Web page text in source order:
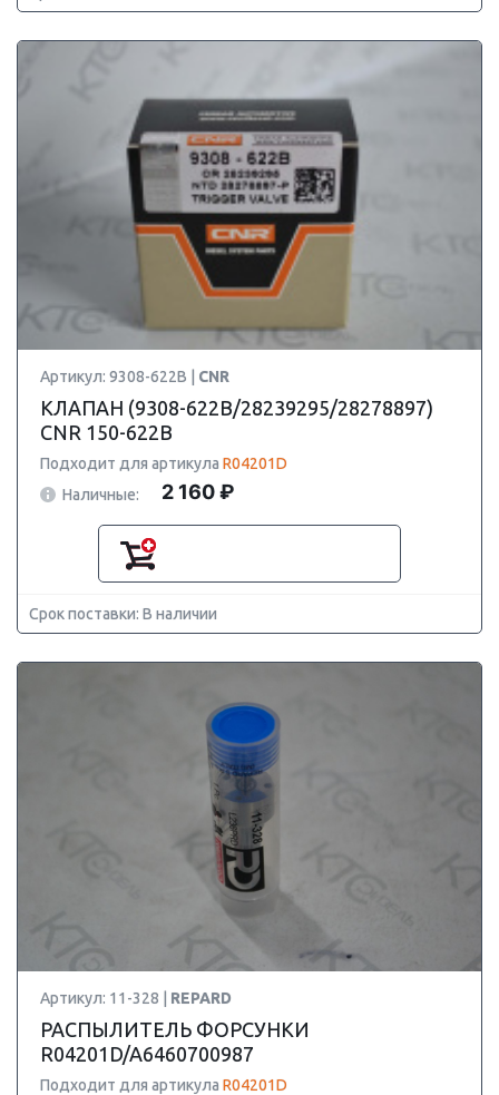
Артикул: 9308-622B | CNR
КЛАПАН (9308-622B/28239295/28278897)
CNR 150-622B
Подходит для артикула R04201D
Наличные:
2 160 ₽
Срок поставки: В наличии
Артикул: 11-328 | REPARD
РАСПЫЛИТЕЛЬ ФОРСУНКИ
R04201D/A6460700987
Подходит для артикула R04201D